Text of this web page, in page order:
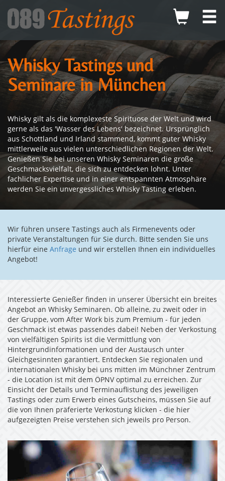
Whisky Tastings und
Seminare in München
Whisky gilt als die komplexeste Spirituose der Welt und wird
gerne als das 'Wasser des Lebens' bezeichnet. Ursprünglich
aus Schottland und Irland stammend, kommt guter Whisky
mittlerweile aus vielen unterschiedlichen Regionen der Welt.
Genießen Sie bei unseren Whisky Seminaren die große
Geschmacksvielfalt, die sich zu entdecken lohnt. Unter
fachlicher Expertise und in einer entspannten Atmosphäre
werden Sie ein unvergessliches Whisky Tasting erleben.
Wir führen unsere Tastings auch als Firmenevents oder
private Veranstaltungen für Sie durch. Bitte senden Sie uns
hierfür eine Anfrage und wir erstellen Ihnen ein individuelles
Angebot!
Interessierte Genießer finden in unserer Übersicht ein breites
Angebot an Whisky Seminaren. Ob alleine, zu zweit oder in
der Gruppe, vom After Work bis zum Premium - für jeden
Geschmack ist etwas passendes dabei! Neben der Verkostung
von vielfältigen Spirits ist die Vermittlung von
Hintergrundinformationen und der Austausch unter
Gleichgesinnten garantiert. Entdecken Sie regionalen und
internationalen Whisky bei uns mitten im Münchner Zentrum
- die Location ist mit dem ÖPNV optimal zu erreichen. Zur
Einsicht der Details und Terminauflistung des jeweiligen
Tastings oder zum Erwerb eines Gutscheins, müssen Sie auf
die von Ihnen präferierte Verkostung klicken - die hier
aufgezeigten Preise verstehen sich jeweils pro Person.